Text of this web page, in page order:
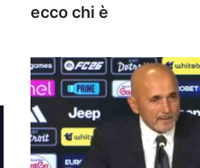
ecco chi è